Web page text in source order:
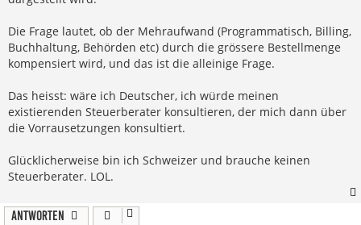
Die Frage lautet, ob der Mehraufwand (Programmatisch, Billing,
Buchhaltung, Behörden etc) durch die grössere Bestellmenge
kompensiert wird, und das ist die alleinige Frage.
Das heisst: wäre ich Deutscher, ich würde meinen
existierenden Steuerberater konsultieren, der mich dann über
die Vorrausetzungen konsultiert.
Glücklicherweise bin ich Schweizer und brauche keinen
Steuerberater. LOL.
Antworten